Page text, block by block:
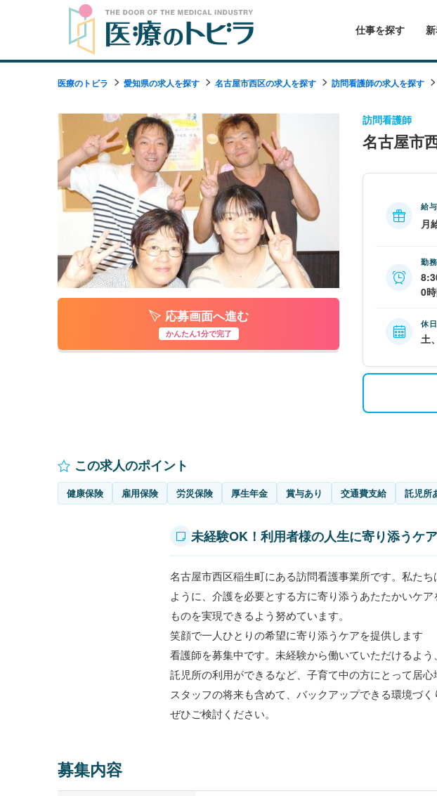
仕事を探す
医療のトビラ 愛知県の求人を探す 名古屋市西区の求人を探す 訪問看護師の求人を探す
訪問看護師
名古屋市
応募画面へ進む
かんたん1分で完了
給与
月
勤
0
休日
土
この求人のポイント
健康保険 雇用保険 労災保険 厚生年金 賞与あり 交通費支給 託児所
未経験OK！利用者様の人生に寄り添うケ
名古屋市西区稲生町にある訪問看護事業所です。私た
ように、介護を必要とする方に寄り添うあたたかいケ
ものを実現できるよう努めています。
笑顔で一人ひとりの希望に寄り添うケアを提供します
看護師を募集中です。未経験から働いていただけるよ
託児所の利用ができるなど、子育て中の方にとって居
スタッフの将来も含めて、バックアップできる環境づ
ぜひご検討ください。
募集内容